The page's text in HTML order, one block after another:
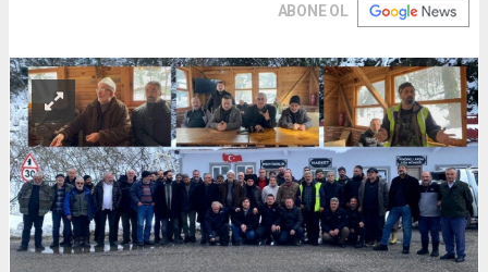
ABONE OL